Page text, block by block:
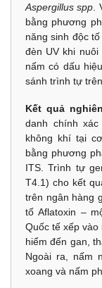
Aspergillus spp
bằng phương
năng sinh độc
đèn UV khi
nấm có dấu
sánh trình tự
Kết quả
danh chính
không khí tại
bằng phương
ITS. Trình tự
T4.1) cho kết
trên ngân hàng
tố Aflatoxin –
Quốc tế xếp
hiểm đến gan,
Ngoài ra, nấm
xoang và nấm